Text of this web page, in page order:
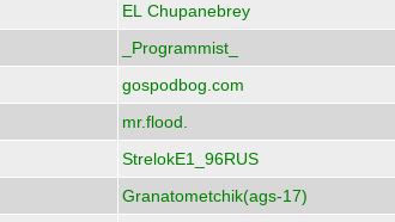
EL Chupanebrey
_Programmist_
gospodbog.com
mr.flood.
StrelokE1_96RUS
Granatometchik(ags-17)